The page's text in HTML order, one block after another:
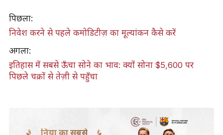
पिछला:
निवेश करने से पहले कमोडिटीज़ का मूल्यांकन कैसे करें
अगला:
इतिहास में सबसे ऊँचा सोने का भाव: क्यों सोना $5,600 पर
पिछले चक्रों से तेज़ी से पहुँचा
दुनिया का सबसे